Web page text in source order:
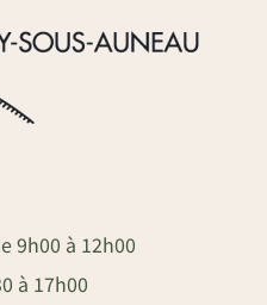
9h00 à 12h00
à 17h00